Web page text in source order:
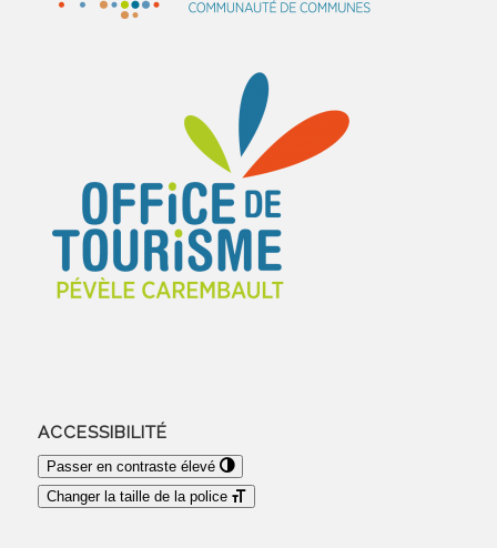
ACCESSIBILITÉ
Passer en contraste élevé
Changer la taille de la police